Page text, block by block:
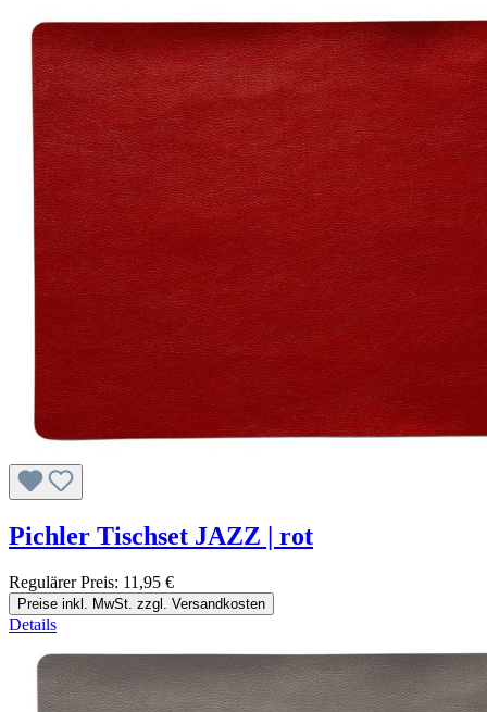
Pichler Tischset JAZZ | rot
Regulärer Preis: 11,95 €
Preise inkl. MwSt. zzgl. Versandkosten
Details